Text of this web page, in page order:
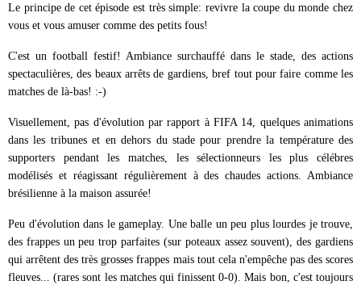
Le principe de cet épisode est très simple: revivre la coupe du monde chez
vous et vous amuser comme des petits fous!
C'est un football festif! Ambiance surchauffé dans le stade, des actions
spectaculières, des beaux arrêts de gardiens, bref tout pour faire comme les
matches de là-bas! :-)
Visuellement, pas d'évolution par rapport à FIFA 14, quelques animations
dans les tribunes et en dehors du stade pour prendre la température des
supporters pendant les matches, les sélectionneurs les plus célébres
modélisés et réagissant régulièrement à des chaudes actions. Ambiance
brésilienne à la maison assurée!
Peu d'évolution dans le gameplay. Une balle un peu plus lourdes je trouve,
des frappes un peu trop parfaites (sur poteaux assez souvent), des gardiens
qui arrêtent des très grosses frappes mais tout cela n'empêche pas des scores
fleuves... (rares sont les matches qui finissent 0-0). Mais bon, c'est toujours